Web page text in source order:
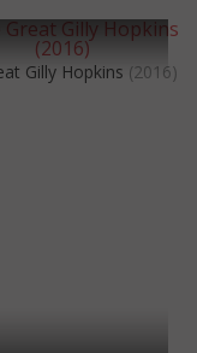
Gilly Hopkins (2016)